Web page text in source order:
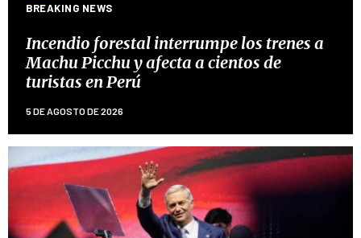
BREAKING NEWS
Incendio forestal interrumpe los trenes a
Machu Picchu y afecta a cientos de
turistas en Perú
5 DE AGOSTO DE 2026